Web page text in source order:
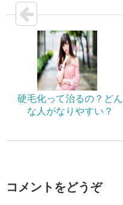
硬毛化って治るの？どん
な人がなりやすい？
コメントをどうぞ